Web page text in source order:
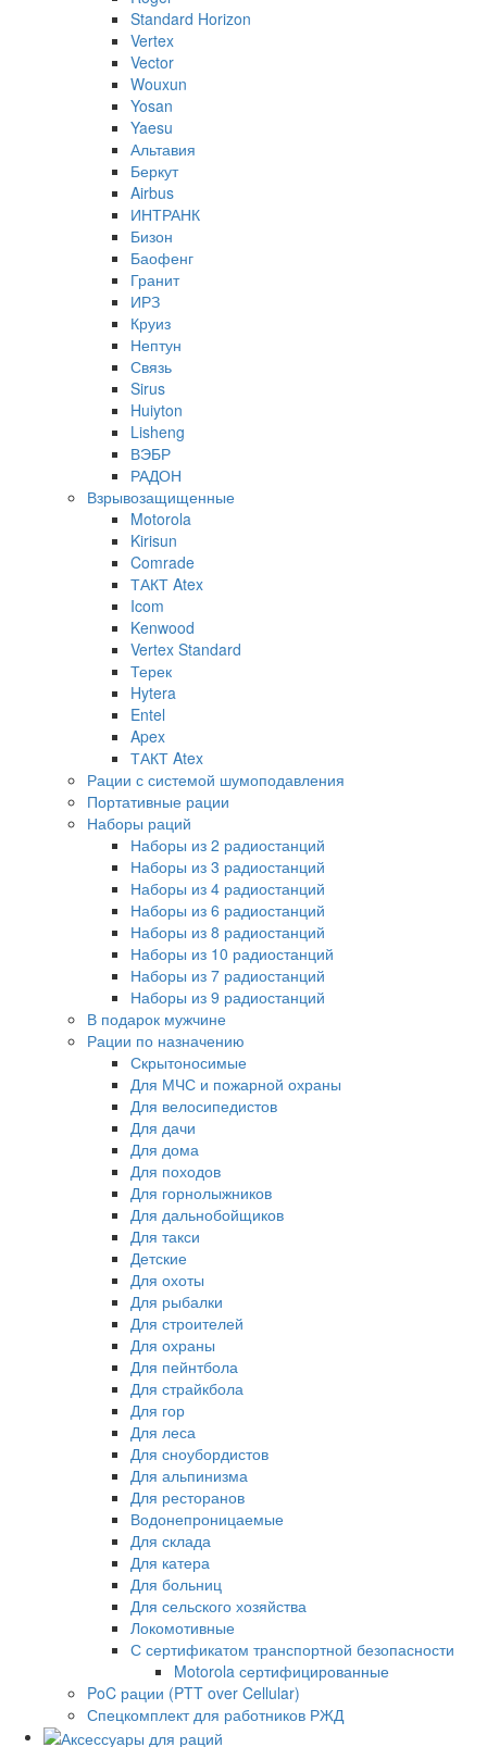
Standard Horizon
Vertex
Vector
Wouxun
Yosan
Yaesu
Альтавия
Беркут
Airbus
ИНТРАНК
Бизон
Баофенг
Гранит
ИРЗ
Круиз
Нептун
Связь
Sirus
Huiyton
Lisheng
ВЭБР
РАДОН
Взрывозащищенные
Motorola
Kirisun
Comrade
ТАКТ Atex
Icom
Kenwood
Vertex Standard
Терек
Hytera
Entel
Apex
ТАКТ Atex
Рации с системой шумоподавления
Портативные рации
Наборы раций
Наборы из 2 радиостанций
Наборы из 3 радиостанций
Наборы из 4 радиостанций
Наборы из 6 радиостанций
Наборы из 8 радиостанций
Наборы из 10 радиостанций
Наборы из 7 радиостанций
Наборы из 9 радиостанций
В подарок мужчине
Рации по назначению
Скрытоносимые
Для МЧС и пожарной охраны
Для велосипедистов
Для дачи
Для дома
Для походов
Для горнолыжников
Для дальнобойщиков
Для такси
Детские
Для охоты
Для рыбалки
Для строителей
Для охраны
Для пейнтбола
Для страйкбола
Для гор
Для леса
Для сноубордистов
Для альпинизма
Для ресторанов
Водонепроницаемые
Для склада
Для катера
Для больниц
Для сельского хозяйства
Локомотивные
С сертификатом транспортной безопасности
Motorola сертифицированные
PoC рации (PTT over Cellular)
Спецкомплект для работников РЖД